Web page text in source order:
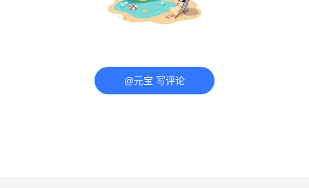
@元宝 写评论